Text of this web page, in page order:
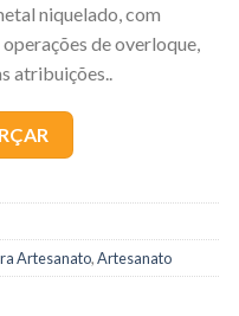
niquelado, com
de overloque,
atribuições..
Artesanato,Artesanato